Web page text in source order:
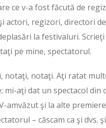
ce v-a fost făcută de
actori, regizori, directori de
la festivaluri. Scrieţi
pe mine, spectatorul.
notaţi, notaţi. Aţi ratat
aţi dat un spectacol din
amvăzut şi la alte
– căscam ca şi dvs.